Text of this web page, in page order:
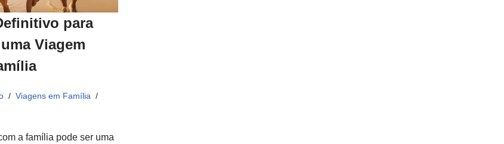
para
Viagem
Viagens em Família
a família pode ser uma